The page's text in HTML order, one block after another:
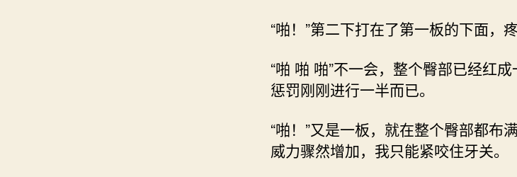
“啪！”第二下打在了第一板的下面，
“啪 啪 啪”不一会，整个臀部已经红成
惩罚刚刚进行一半而已。
“啪！”又是一板，就在整个臀部都布
威力骤然增加，我只能紧咬住牙关。